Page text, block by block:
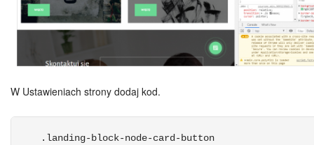
W Ustawieniach strony dodaj kod.
.landing-block-node-card-button